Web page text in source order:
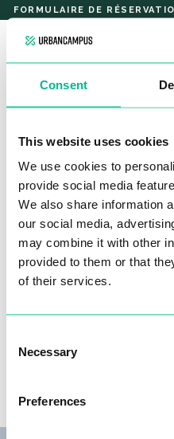
Consent
This website uses cookies
We use cookies to
provide social media
We also share information
our social media,
may combine it with other
provided to them or that
of their services.
Selection
Necessary
Preferences
FORMULAIRE DE
MALASAÑA
CHAMBRE
Bonjour et bienvenue !
Si vous souhaitez
remplissez ce formulaire.
Ne vous inquiétez pas, il n’y a
ela ne vous prendra pas
Nous vous contacterons
de réservation.
Quel espace de
Quel espace de